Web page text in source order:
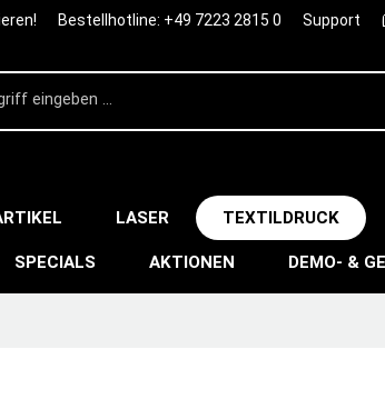
Bestellhotline: +49 7223 2815 0 Support
LASER TEXTILDRUCK
SPECIALS AKTIONEN DEMO- &